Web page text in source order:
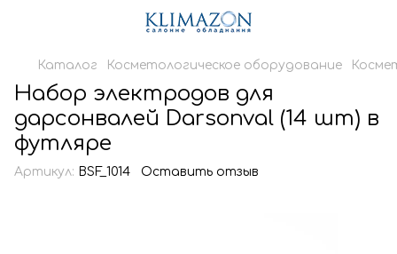
Каталог Косметологическое оборудование
Набор электродов для
дарсонвалей Darsonval (14 шт) в
футляре
Артикул: BSF_1014 Оставить отзыв